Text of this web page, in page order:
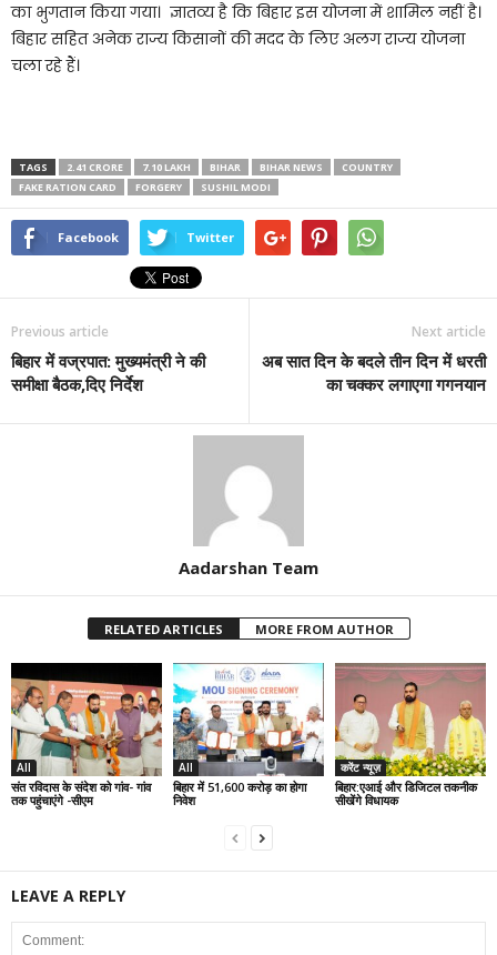
का भुगतान किया गया। ज्ञातव्य है कि बिहार इस योजना में शामिल नहीं है।
बिहार सहित अनेक राज्य किसानों की मदद के लिए अलग राज्य योजना
चला रहे हैं।
TAGS 2.41 CRORE 7.10 LAKH BIHAR BIHAR NEWS
COUNTRY
FAKE RATION CARD
FORGERY SUSHIL MODI
Facebook Twitter
Previous article
बिहार में वज्रपात: मुख्यमंत्री ने की
समीक्षा बैठक,दिए निर्देश
Next article
अब सात दिन के बदले तीन दिन में धरती
का चक्कर लगाएगा गगनयान
Aadarshan Team
RELATED ARTICLES MORE FROM AUTHOR
All
संत रविदास के संदेश को गांव- गांव
तक पहुंचाएंगे -सीएम
All
बिहार में 51,600 करोड़ का होगा
निवेश
करेंट न्यूज़
बिहार:एआई और डिजिटल तकनीक
सीखेंगे विधायक
LEAVE A REPLY